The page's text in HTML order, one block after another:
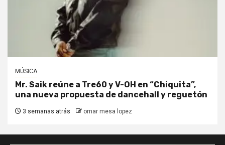
MÚSICA
Mr. Saik reúne a Tre60 y V-OH en “Chiquita”,
una nueva propuesta de dancehall y reguetón
3 semanas atrás omar mesa lopez